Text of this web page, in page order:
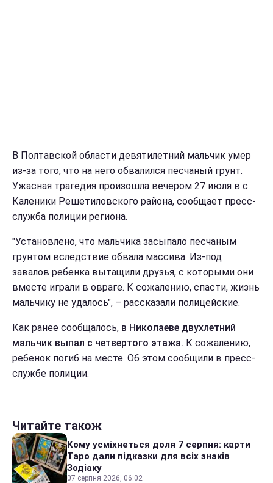
В Полтавской области девятилетний мальчик умер
из-за того, что на него обвалился песчаный грунт.
Ужасная трагедия произошла вечером 27 июля в с.
Каленики Решетиловского района, сообщает пресс-
служба полиции региона.
"Установлено, что мальчика засыпало песчаным
грунтом вследствие обвала массива. Из-под
завалов ребенка вытащили друзья, с которыми они
вместе играли в овраге. К сожалению, спасти, жизнь
мальчику не удалось", – рассказали полицейские.
Как ранее сообщалось, в Николаеве двухлетний
мальчик выпал с четвертого этажа. К сожалению,
ребенок погиб на месте. Об этом сообщили в пресс-
службе полиции.
Читайте також
Кому усміхнеться доля 7 серпня: карти
Таро дали підказки для всіх знаків
Зодіаку
07 серпня 2026, 06:02